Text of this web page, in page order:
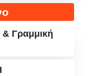
& Γραμμική